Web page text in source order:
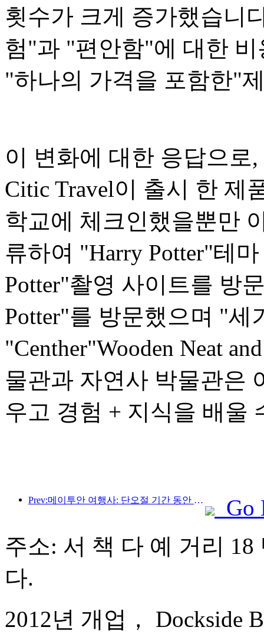
횟수가 크게 증가했습니
험"과 "편안함"에 대한
"하나의 가격을 포함한"
이 변화에 대한 응답으로
Citic Travel이 출시 한 제
학교에 체크인했을뿐만
류하여 "Harry Potter"테
Potter"촬영 사이트를 방
Potter"를 방문했으며 "세
"Centher"Wooden Neat
물관과 자연사 박물관은
우고 경험 + 지식을 배울
Prev:메이투안 여행사: 단오절 기간 동안 각 지방의 고급 호텔 예약이 활발히 이뤄지고 있으며, 아이를 동반한 가족이 주요 고객으로 떠오르고 있다.
Go
주소: 서 책 다 예 거리
다.
2012년 개업， Dockside